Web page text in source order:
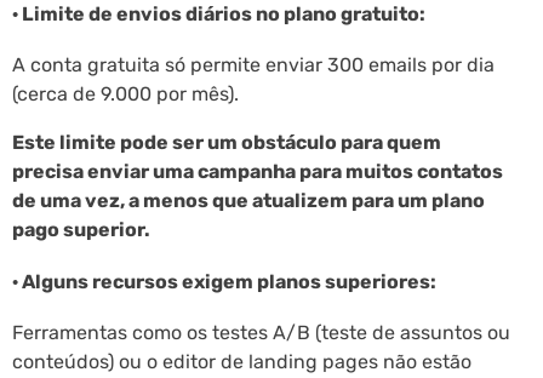
· Limite de envios diários no plano gratuito:
A conta gratuita só permite enviar 300 emails por dia
(cerca de 9.000 por mês).
Este limite pode ser um obstáculo para quem
precisa enviar uma campanha para muitos contatos
de uma vez, a menos que atualizem para um plano
pago superior.
· Alguns recursos exigem planos superiores:
Ferramentas como os testes A/B (teste de assuntos ou
conteúdos) ou o editor de landing pages não estão